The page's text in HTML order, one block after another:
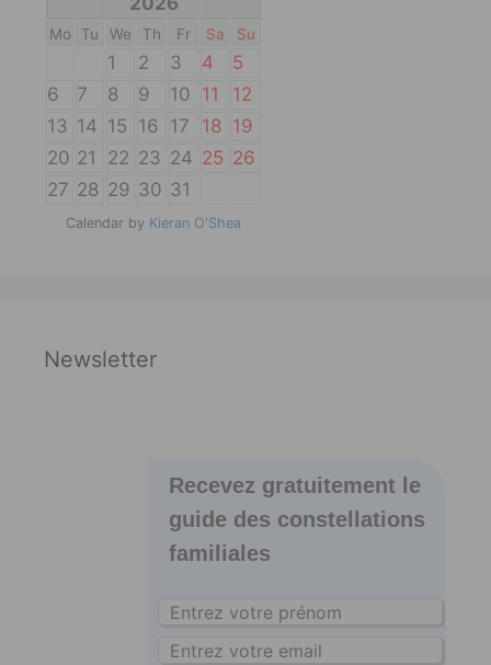
Mo Tu We Th Fr Sa Su
1 2 3 4
5
6
7 8 9 10 11
12
13 14 15 16 17 18 19
20 21 22 23 24 25 26
27 28 29 30 31
Calendar by Kieran O'Shea
Newsletter
Recevez gratuitement le
guide des constellations
familiales